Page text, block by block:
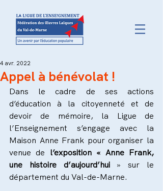
Appel à bénévolat !
4 avr. 2022
Dans le cadre de ses actions
d’éducation à la citoyenneté et de
devoir de mémoire, la Ligue de
l’Enseignement s’engage avec la
Maison Anne Frank pour organiser la
venue de l’exposition « Anne Frank,
une histoire d’aujourd’hui » sur le
département du Val-de-Marne.